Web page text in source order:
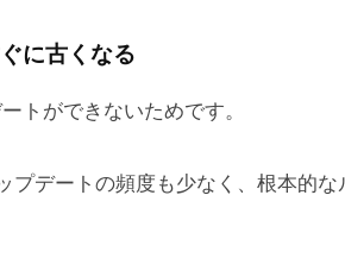
に古くなる
トができないためです。
プデートの頻度も少なく、根本的